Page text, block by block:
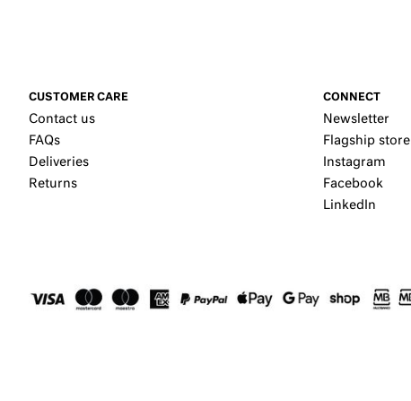
CUSTOMER CARE
Contact us
FAQs
Deliveries
Returns
CONNECT
Newsletter
Flagship store
Instagram
Facebook
LinkedIn